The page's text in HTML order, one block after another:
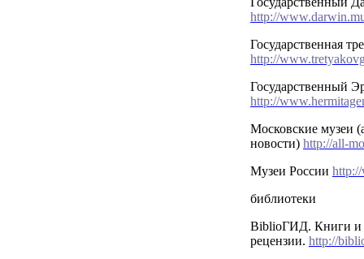
http://
Государственная
http://
Государственный
http://
Московские музеи
новости) http://all-
Музеи России
библиотеки
BiblioГИД. Книги и
рецензии. http://